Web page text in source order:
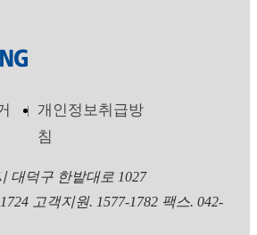
개인정보취급방
침
대덕구 한밭대로 1027
고객지원. 1577-1782 팩스. 042-